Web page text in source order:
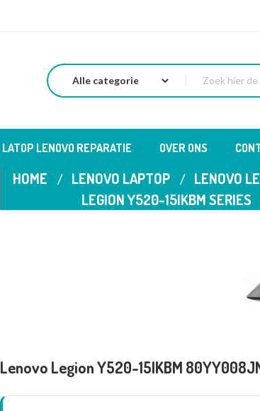
LATOP LENOVO REPARATIE OVER ONS
HOME LENOVO LAPTOP LENOVO
LEGION Y520-15IKBM SERIES
Lenovo Legion Y520-15IKBM